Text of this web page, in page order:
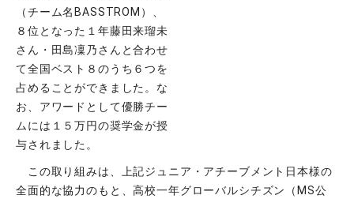
（チーム名BASSTROM）、
８位となった１年藤田来瑠未
さん・田島凜乃さんと合わせ
て全国ベスト８のうち６つを
占めることができました。な
お、アワードとして優勝チー
ムには１５万円の奨学金が授
与されました。
この取り組みは、上記ジュニア・アチーブメント日本様の
全面的な協力のもと、高校一年グローバルシチズン（MS公